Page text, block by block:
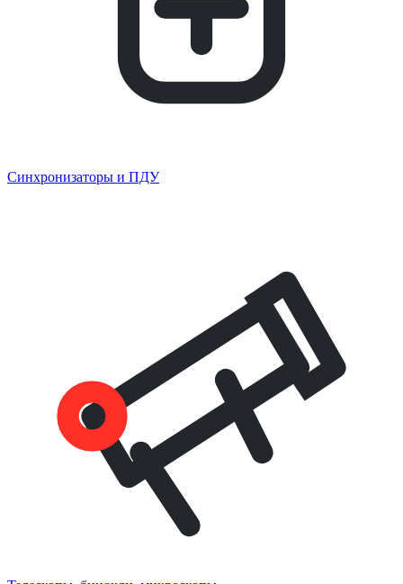
Синхронизаторы и ПДУ